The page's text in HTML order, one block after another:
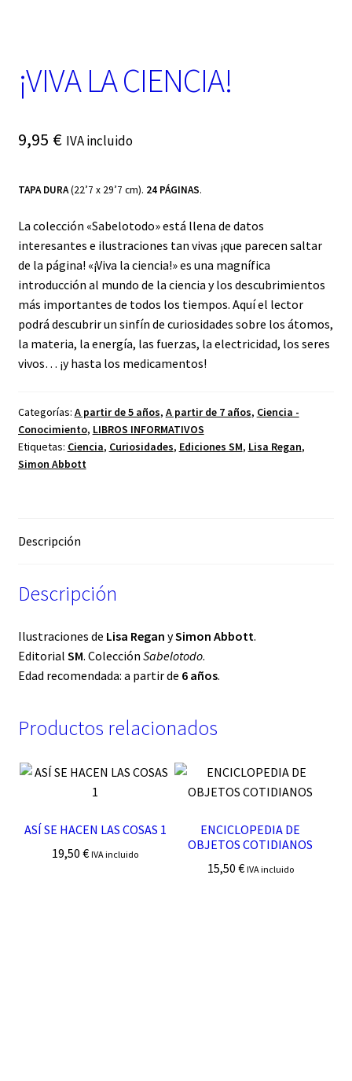
¡VIVA LA CIENCIA!
9,95 € IVA incluido
TAPA DURA(22’7 x 29’7 cm). 24 PÁGINAS.
La colección «Sabelotodo» está llena de datos
interesantes e ilustraciones tan vivas ¡que parecen saltar
de la página! «¡Viva la ciencia!» es una magnífica
introducción al mundo de la ciencia y los descubrimientos
más importantes de todos los tiempos. Aquí el lector
podrá descubrir un sinfín de curiosidades sobre los átomos,
la materia, la energía, las fuerzas, la electricidad, los seres
vivos… ¡y hasta los medicamentos!
Categorías: A partir de 5 años, A partir de 7 años, Ciencia -
Conocimiento, LIBROS INFORMATIVOS
Etiquetas: Ciencia, Curiosidades, Ediciones SM, Lisa Regan,
Simon Abbott
Descripción
Descripción
Ilustraciones de Lisa Regan ySimon Abbott.
Editorial SM. Colección Sabelotodo.
Edad recomendada: a partir de 6 años.
Productos relacionados
ASÍ SE HACEN LAS COSAS 1
19,50€ IVA incluido
ENCICLOPEDIA DE
OBJETOS COTIDIANOS
15,50 € IVA incluido